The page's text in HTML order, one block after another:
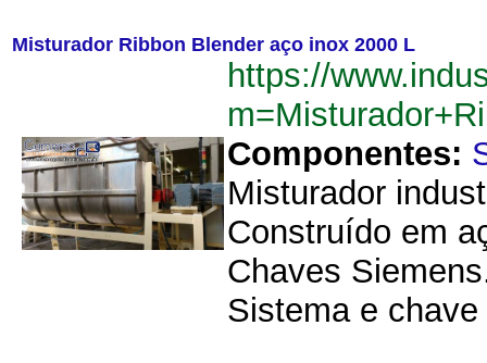
Misturador Ribbon Blender aço inox 2000 L
https://
Componentes:
Misturador
Construído em
Chaves
Sistema e